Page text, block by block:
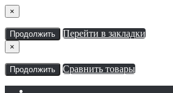
×
Продолжить Перейти в закладки
×
Продолжить Сравнить товары